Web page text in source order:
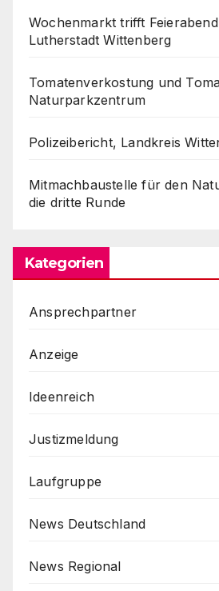
Wochenmarkt trifft
Lutherstadt Wittenberg
Tomatenverkostung und
Naturparkzentrum
Polizeibericht, Landkreis
Mitmachbaustelle für den
die dritte Runde
Kategorien
Ansprechpartner
Anzeige
Ideenreich
Justizmeldung
Laufgruppe
News Deutschland
News Regional